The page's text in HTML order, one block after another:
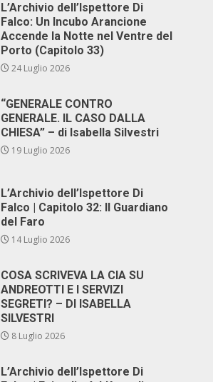
L’Archivio dell’Ispettore Di
Falco: Un Incubo Arancione
Accende la Notte nel Ventre del
Porto (Capitolo 33)
24 Luglio 2026
“GENERALE CONTRO
GENERALE. IL CASO DALLA
CHIESA” – di Isabella Silvestri
19 Luglio 2026
L’Archivio dell’Ispettore Di
Falco | Capitolo 32: Il Guardiano
del Faro
14 Luglio 2026
COSA SCRIVEVA LA CIA SU
ANDREOTTI E I SERVIZI
SEGRETI? – DI ISABELLA
SILVESTRI
8 Luglio 2026
L’Archivio dell’Ispettore Di